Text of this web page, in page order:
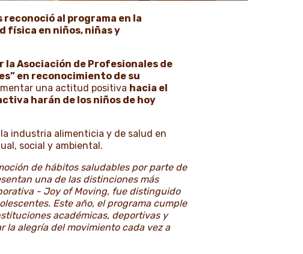
al programa en la
física en niños, niñas y
Asociación de Profesionales de
en reconocimiento de su
una actitud positiva hacia el
harán de los niños de hoy
industria alimenticia y de salud en
social y ambiental.
de hábitos saludables por parte de
una de las distinciones más
- Joy of Moving, fue distinguido
Este año, el programa cumple
académicas, deportivas y
la alegría del movimiento cada vez a